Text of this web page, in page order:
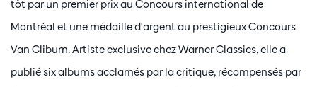
tôt par un premier prix au Concours international de
Montréal et une médaille d'argent au prestigieux Concours
Van Cliburn. Artiste exclusive chez Warner Classics, elle a
publié six albums acclamés par la critique, récompensés par